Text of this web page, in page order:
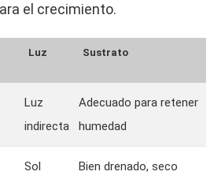
el crecimiento.
Luz Sustrato
Luz
indirecta
Adecuado para retener
humedad
Sol
Bien drenado, seco